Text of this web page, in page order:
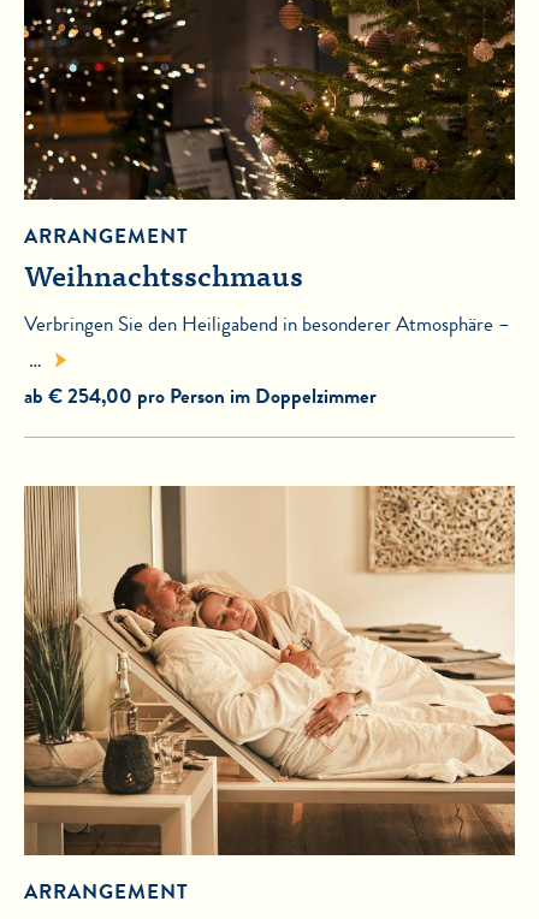
ARRANGEMENT
Weihnachtsschmaus
Verbringen Sie den Heiligabend in besonderer Atmosphäre –
…
ab € 254,00 pro Person im Doppelzimmer
ARRANGEMENT